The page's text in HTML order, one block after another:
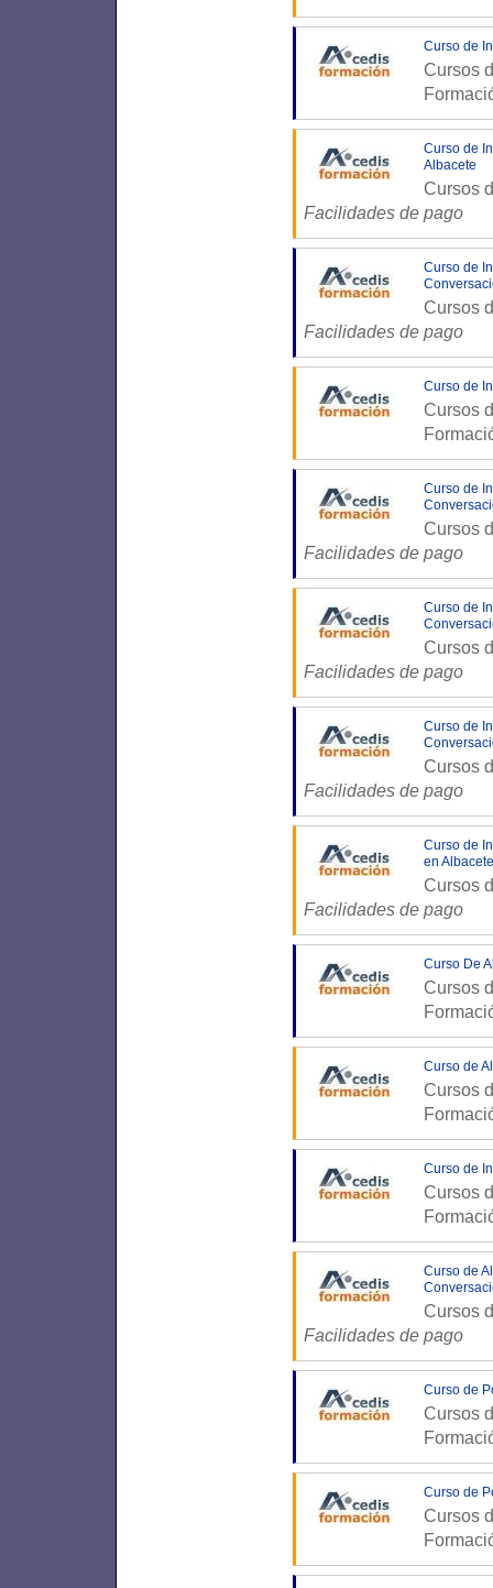
Curso de
Cursos
Curso de
Albacete
Cursos
Facilidades de pago
Curso de
Cursos
Facilidades de pago
Curso de
Cursos
Curso de
Cursos
Facilidades de pago
Curso de
Cursos
Facilidades de pago
Curso de
Cursos
Facilidades de pago
Curso de
en Albacete
Cursos
Facilidades de pago
Curso De
Cursos
Curso de
Cursos
Curso de
Cursos
Curso de
Cursos
Facilidades de pago
Curso de
Cursos
Curso de
Cursos